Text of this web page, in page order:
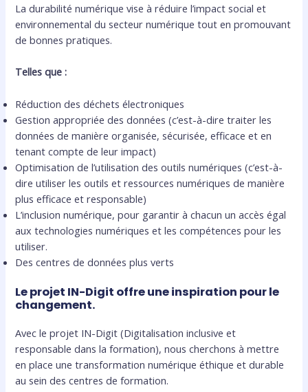
La durabilité numérique vise à réduire l’impact social et
environnemental du secteur numérique tout en promouvant
de bonnes pratiques.
Telles que :
Réduction des déchets électroniques
Gestion appropriée des données (c’est-à-dire traiter les
données de manière organisée, sécurisée, efficace et en
tenant compte de leur impact)
Optimisation de l’utilisation des outils numériques (c’est-à-
dire utiliser les outils et ressources numériques de manière
plus efficace et responsable)
L’inclusion numérique, pour garantir à chacun un accès égal
aux technologies numériques et les compétences pour les
utiliser.
Des centres de données plus verts
Le projet IN-Digit offre une inspiration pour le
changement.
Avec le projet IN-Digit (Digitalisation inclusive et
responsable dans la formation), nous cherchons à mettre
en place une transformation numérique éthique et durable
au sein des centres de formation.